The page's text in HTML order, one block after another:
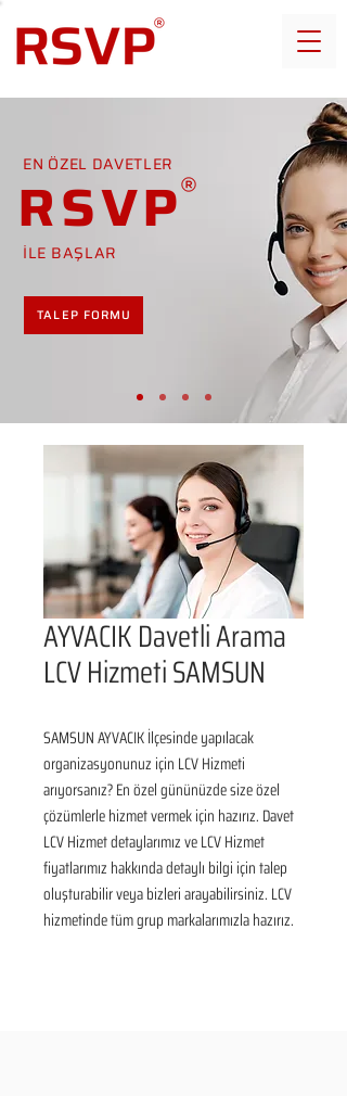
EN ÖZEL DAVETLER
RSVP
İLE BAŞLAR
TALEP FORMU
AYVACIK Davetli Arama
LCV Hizmeti SAMSUN
SAMSUN AYVACIK İlçesinde yapılacak
organizasyonunuz için LCV Hizmeti
arıyorsanız? En özel gününüzde size özel
çözümlerle hizmet vermek için hazırız. Davet
LCV Hizmet detaylarımız ve LCV Hizmet
fiyatlarımız hakkında detaylı bilgi için talep
oluşturabilir veya bizleri arayabilirsiniz. LCV
hizmetinde tüm grup markalarımızla hazırız.